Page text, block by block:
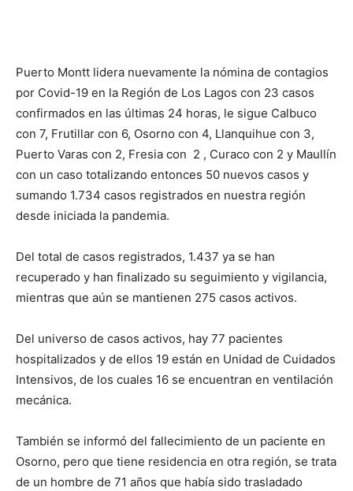
Puerto Montt lidera nuevamente la nómina de contagios
por Covid-19 en la Región de Los Lagos con 23 casos
confirmados en las últimas 24 horas, le sigue Calbuco
con 7, Frutillar con 6, Osorno con 4, Llanquihue con 3,
Puerto Varas con 2, Fresia con 2 , Curaco con 2 y Maullín
con un caso totalizando entonces 50 nuevos casos y
sumando 1.734 casos registrados en nuestra región
desde iniciada la pandemia.
Del total de casos registrados, 1.437 ya se han
recuperado y han finalizado su seguimiento y vigilancia,
mientras que aún se mantienen 275 casos activos.
Del universo de casos activos, hay 77 pacientes
hospitalizados y de ellos 19 están en Unidad de Cuidados
Intensivos, de los cuales 16 se encuentran en ventilación
mecánica.
También se informó del fallecimiento de un paciente en
Osorno, pero que tiene residencia en otra región, se trata
de un hombre de 71 años que había sido trasladado